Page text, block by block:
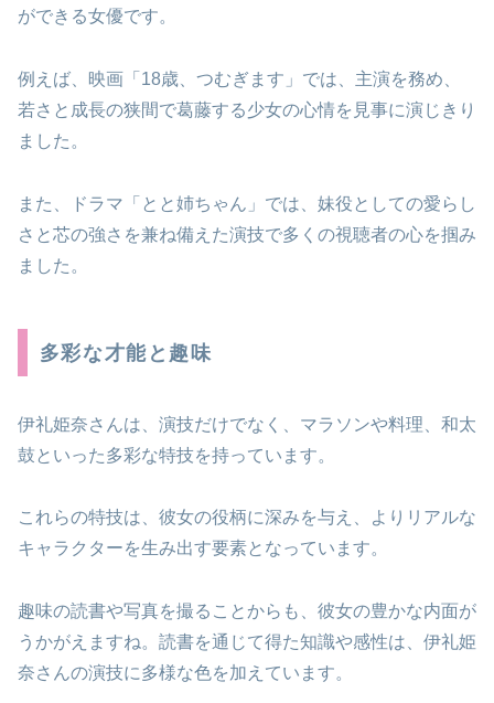
ができる女優です。
例えば、映画「18歳、つむぎます」では、主演を務め、
若さと成長の狭間で葛藤する少女の心情を見事に演じきり
ました。
また、ドラマ「とと姉ちゃん」では、妹役としての愛らし
さと芯の強さを兼ね備えた演技で多くの視聴者の心を掴み
ました。
多彩な才能と趣味
伊礼姫奈さんは、演技だけでなく、マラソンや料理、和太
鼓といった多彩な特技を持っています。
これらの特技は、彼女の役柄に深みを与え、よりリアルな
キャラクターを生み出す要素となっています。
趣味の読書や写真を撮ることからも、彼女の豊かな内面が
うかがえますね。読書を通じて得た知識や感性は、伊礼姫
奈さんの演技に多様な色を加えています。